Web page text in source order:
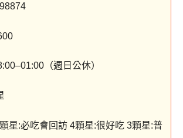
（週日公休）
星:必吃會回訪 4顆星:很好吃 3顆星:普